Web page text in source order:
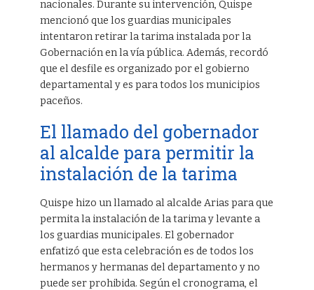
nacionales. Durante su intervención, Quispe
mencionó que los guardias municipales
intentaron retirar la tarima instalada por la
Gobernación en la vía pública. Además, recordó
que el desfile es organizado por el gobierno
departamental y es para todos los municipios
paceños.
El llamado del gobernador
al alcalde para permitir la
instalación de la tarima
Quispe hizo un llamado al alcalde Arias para que
permita la instalación de la tarima y levante a
los guardias municipales. El gobernador
enfatizó que esta celebración es de todos los
hermanos y hermanas del departamento y no
puede ser prohibida. Según el cronograma, el